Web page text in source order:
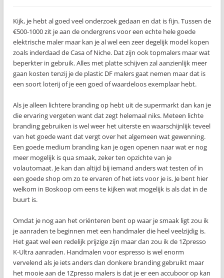
Kijk, je hebt al goed veel onderzoek gedaan en dat is fijn. Tussen de
€500-1000 zit je aan de ondergrens voor een echte hele goede
elektrische maler maar kan je al wel een zeer degelijk model kopen
zoals inderdaad de Casa of Niche. Dat zijn ook topmalers maar wat
beperkter in gebruik. Alles met platte schijven zal aanzienlijk meer
gaan kosten tenzij je de plastic DF malers gaat nemen maar dat is
een soort loterij of je een goed of waardeloos exemplaar hebt.
Als je alleen lichtere branding op hebt uit de supermarkt dan kan je
die ervaring vergeten want dat zegt helemaal niks. Meteen lichte
branding gebruiken is wel weer het uiterste en waarschijnlijk teveel
van het goede want dat vergt over het algemeen wat gewenning.
Een goede medium branding kan je ogen openen naar wat er nog
meer mogelijk is qua smaak, zeker ten opzichte van je
volautomaat. Je kan dan altijd bij iemand anders wat testen of in
een goede shop om zo te ervaren of het iets voor je is. Je bent hier
welkom in Boskoop om eens te kijken wat mogelijk is als dat in de
buurt is.
Omdat je nog aan het oriënteren bent op waar je smaak ligt zou ik
je aanraden te beginnen met een handmaler die heel veelzijdig is.
Het gaat wel een redelijk prijzige zijn maar dan zou ik de 1Zpresso
K-Ultra aanraden. Handmalen voor espresso is wel enorm
vervelend als je iets anders dan donkere branding gebruikt maar
het mooie aan de 1Zpresso malers is dat je er een accuboor op kan